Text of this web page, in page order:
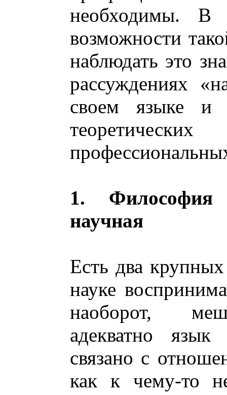
необходимы. В
возможности
наблюдать это
рассуждениях
своем языке и
1.
научная
Есть два
науке
наоборот,
адекватно
связано с
как к чему-то